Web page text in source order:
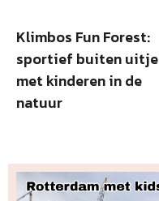
Klimbos Fun Forest:
sportief buiten uitje
met kinderen in de
natuur